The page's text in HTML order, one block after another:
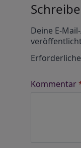
Deine E-
Kommentar